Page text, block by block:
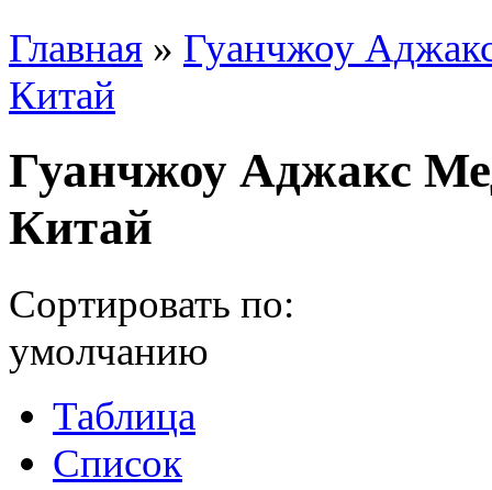
Главная » Гуанчжоу
Китай
Гуанчжоу Аджакс
Китай
Сортировать по:
умолчанию
Таблица
Список